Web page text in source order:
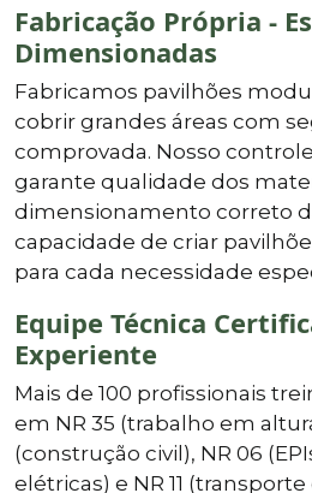
Fabricação Própria -
Dimensionadas
Fabricamos pavilhões
cobrir grandes áreas com
comprovada. Nosso
garante qualidade dos
dimensionamento correto
capacidade de criar
para cada necessidade
Equipe Técnica
Experiente
Mais de 100 profissionais
em NR 35 (trabalho em
(construção civil), NR 06
elétricas) e NR 11